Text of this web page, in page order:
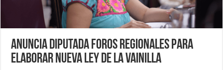
Anuncia diputada foros regionales para
elaborar nueva Ley de la Vainilla